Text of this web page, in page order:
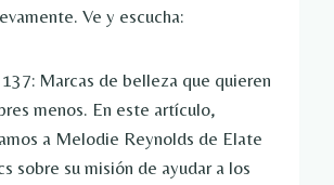
Ve y escucha:
Marcas de belleza que quieren
menos. En este artículo,
a Melodie Reynolds de Elate
sobre su misión de ayudar a los